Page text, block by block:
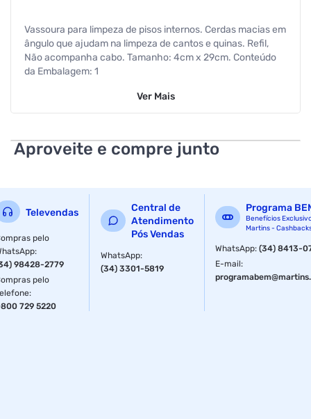
Vassoura para limpeza de pisos internos. Cerdas macias em
ângulo que ajudam na limpeza de cantos e quinas. Refil,
Não acompanha cabo. Tamanho: 4cm x 29cm. Conteúdo
da Embalagem: 1
Ver Mais
Aproveite e compre junto
Televendas
pelo
:
98428-2779
pelo
:
729 5220
Central de
Atendimento
Pós Vendas
WhatsApp:
(34) 3301-5819
Programa
Benefícios
Martins -
WhatsApp:(34) 8413-
E-mail: